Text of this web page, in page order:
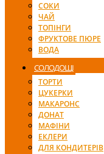
СОКИ
ЧАЙ
ТОПІНГИ
ФРУКТОВЕ ПЮРЕ
ВОДА
СОЛОДОЩІ
ТОРТИ
ЦУКЕРКИ
МАКАРОНС
ДОНАТ
МАФІНИ
ЕКЛЕРИ
ДЛЯ КОНДИТЕРІВ